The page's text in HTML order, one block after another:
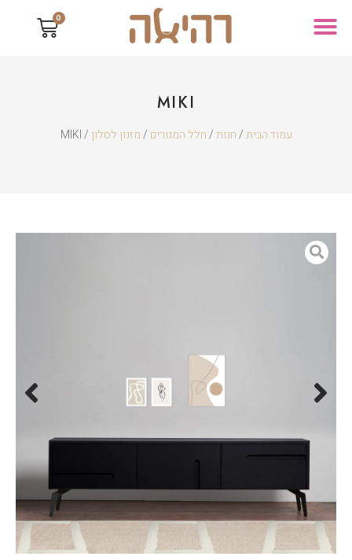
0
MIKI
עמוד הבית/חנות/חלל המגורים /מזנון לסלון / MIKI